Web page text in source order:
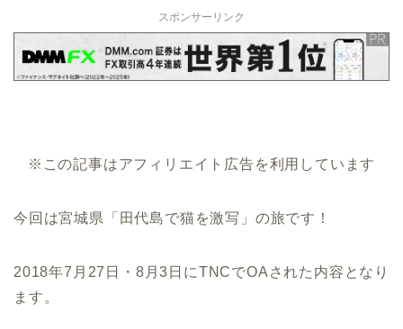
スポンサーリンク
※この記事はアフィリエイト広告を利用しています
今回は宮城県「田代島で猫を激写」の旅です！
2018年7月27日・8月3日にTNCでOAされた内容となり
ます。